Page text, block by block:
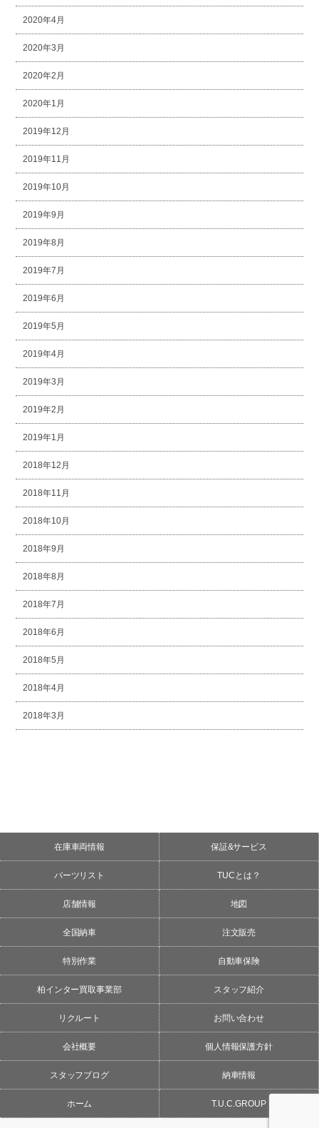
2020年4月
2020年3月
2020年2月
2020年1月
2019年12月
2019年11月
2019年10月
2019年9月
2019年8月
2019年7月
2019年6月
2019年5月
2019年4月
2019年3月
2019年2月
2019年1月
2018年12月
2018年11月
2018年10月
2018年9月
2018年8月
2018年7月
2018年6月
2018年5月
2018年4月
2018年3月
在庫車両情報 保証&サービス
パーツリスト TUCとは？
店舗情報 地図
全国納車 注文販売
特別作業 自動車保険
柏インター買取事業部 スタッフ紹介
リクルート お問い合わせ
会社概要 個人情報保護方針
スタッフブログ 納車情報
ホーム T.U.C.GROUP